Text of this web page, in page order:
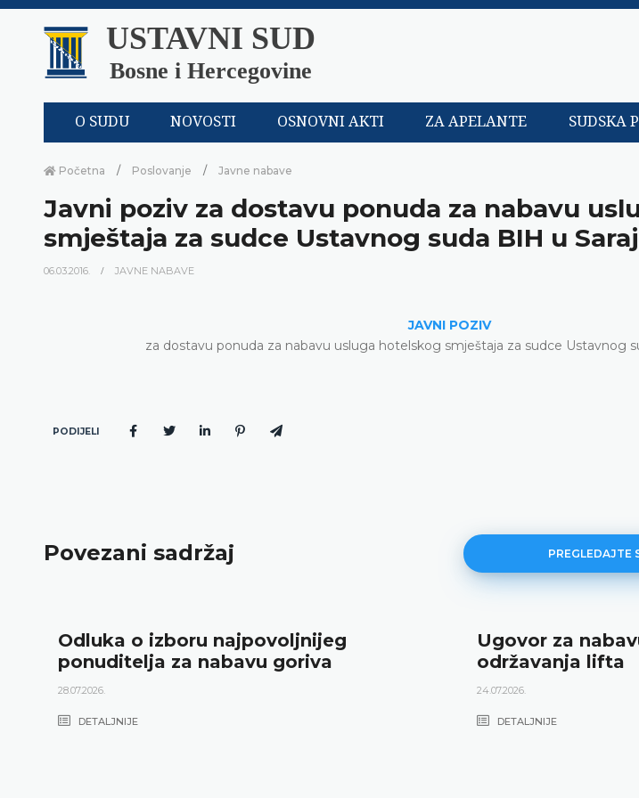
USTAVNI SUD
Bosne i Hercegovine
O SUDU NOVOSTI OSNOVNI AKTI ZA APELANTE SUDSKA
Početna Poslovanje Javne nabave
Javni poziv za dostavu ponuda za nabavu
smještaja za sudce Ustavnog suda BIH u
06.03.2016. JAVNE NABAVE
JAVNI POZIV
za dostavu ponuda za nabavu usluga hotelskog smještaja za sudce Ustavnog
PODIJELI
Povezani sadržaj PREGLEDAJTE
Odluka o izboru najpovoljnijeg
ponuditelja za nabavu goriva
28.07.2026.
DETALJNIJE
Ugovor za
održavanja lifta
24.07.2026.
DETALJNIJE